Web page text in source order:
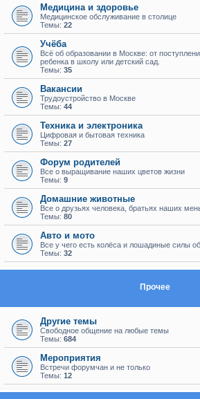
Медицина и здоровье
Медицинское обслуживание в столице
Темы: 22
Учёба
Всё об образовании в Москве: от
ребенка в школу или детский сад.
Темы: 35
Вакансии
Трудоустройство в Москве
Темы: 44
Техника и электроника
Цифровая и бытовая техника
Темы: 27
Форум родителей
Все о выращивание наших цветов жизни
Темы: 9
Домашние животные
Все о друзьях человека, братьях наших
Темы: 80
Авто и мото
Все у чего есть колёса и лошадиные силы
Темы: 32
Прочее
Другие темы
Свободное общение на любые темы
Темы: 684
Мероприятия
Встречи форумчан и не только
Темы: 12